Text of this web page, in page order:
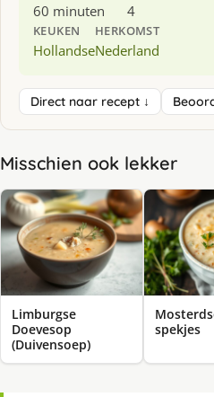
60 minuten 4
KEUKEN
Hollandse
HERKOMST
Nederland
Direct naar recept ↓
Misschien ook lekker
Limburgse
Doevesop
(Duivensoep)
spekjes